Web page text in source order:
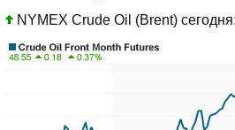
NYMEX Crude Oil (Brent)